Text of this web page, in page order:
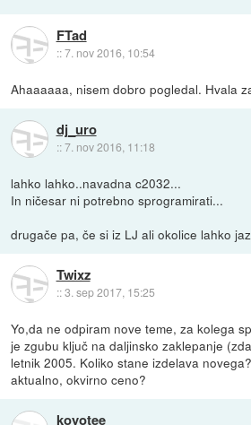
FTad
::7. nov 2016, 10:54
Ahaaaaaa, nisem dobro pogledal. Hvala
dj_uro
::7. nov 2016, 11:18
lahko lahko..navadna c2032...
In ničesar ni potrebno sprogramirati...
drugače pa, če si iz LJ ali okolice lahko
Twixz
::3. sep 2017, 15:25
Yo,da ne odpiram nove teme, za kolega
je zgubu ključ na daljinsko zaklepanje
letnik 2005. Koliko stane izdelava
aktualno, okvirno ceno?
koyotee